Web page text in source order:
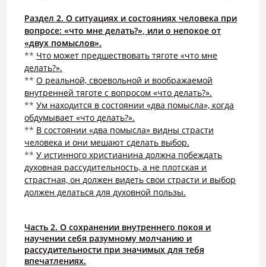
Раздел 2. О ситуациях и состояниях человека при
вопросе: «что мне делать?», или о непокое от
«двух помыслов».
** Что может предшествовать тяготе «что мне
делать?».
**О реальной, своевольной и воображаемой
внутренней тяготе с вопросом «что делать?».
**Ум находится в состоянии «два помысла», когда
обдумывает «что делать?».
** В состоянии «два помысла» видны страсти
человека и они мешают сделать выбор.
**У истинного христианина должна побеждать
духовная рассудительность, а не плотская и
страстная, он должен видеть свои страсти и выбор
должен делаться для духовной пользы.
Часть 2. О сохранении внутреннего покоя и
научении себя разумному молчанию и
рассудительности при значимых для тебя
впечатлениях.